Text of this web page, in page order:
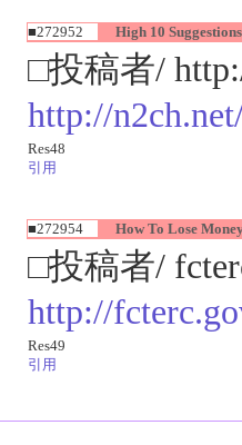
■272952 High 10
□投稿者/
http://
Res48
引用
■272954 How To Lose
□投稿者/
http://
Res49
引用